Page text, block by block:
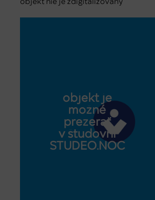
objekt je
možné
prezerať
v študovni
STUDEO.NOC